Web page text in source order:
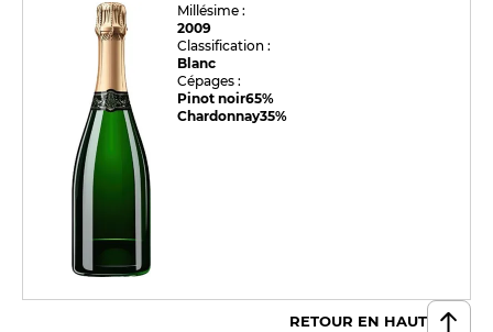
Millésime :
2009
Classification :
Blanc
Cépages :
Pinot noir65%
Chardonnay35%
RETOUR EN HAUT